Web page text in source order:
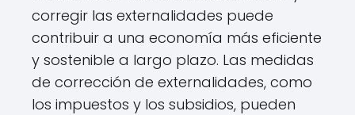
corregir las externalidades puede
contribuir a una economía más eficiente
y sostenible a largo plazo. Las medidas
de corrección de externalidades, como
los impuestos y los subsidios, pueden